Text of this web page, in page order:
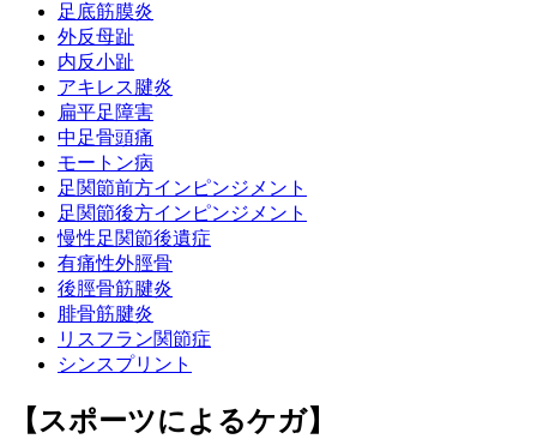
足底筋膜炎
外反母趾
内反小趾
アキレス腱炎
扁平足障害
中足骨頭痛
モートン病
足関節前方インピンジメント
足関節後方インピンジメント
慢性足関節後遺症
有痛性外脛骨
後脛骨筋腱炎
腓骨筋腱炎
リスフラン関節症
シンスプリント
【スポーツによるケガ】